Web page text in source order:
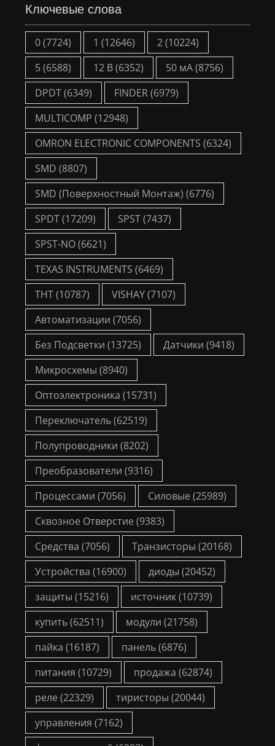
Ключевые слова
0(7724) 1 (12646) 2(10224)
5(6588) 12 В(6352) 50 мА(8756)
DPDT(6349) FINDER(6979)
MULTICOMP (12948)
OMRON ELECTRONIC COMPONENTS (6324)
SMD (8807)
SMD (Поверхностный Монтаж) (6776)
SPDT(17209) SPST(7437)
SPST-NO(6621)
TEXAS INSTRUMENTS (6469)
THT(10787) VISHAY(7107)
Автоматизации (7056)
Без Подсветки (13725) Датчики (9418)
Микросхемы (8940)
Оптоэлектроника (15731)
Переключатель(62519)
Полупроводники (8202)
Преобразователи (9316)
Процессами (7056) Силовые (25989)
Сквозное Отверстие (9383)
Средства (7056) Транзисторы (20168)
Устройства (16900) диоды (20452)
защиты (15216) источник(10739)
купить(62511) модули (21758)
пайка (16187) панель(6876)
питания (10729) продажа (62874)
реле (22329) тиристоры (20044)
управления (7162)